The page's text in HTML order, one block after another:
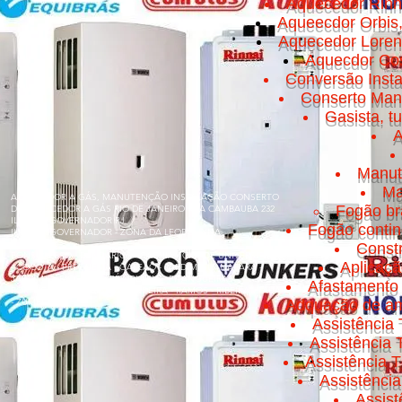
AQUECEDOR A GÁS, MANUTENÇÃO INSTALAÇÃO CONSERTO
DE AQUECEDOR A GÁS RIO DE JANEIRO RUA CAMBAUBA 232
ILHA DO GOVERNADOR RJ
ILHA DO GOVERNADOR - ZONA DA LEOPOLDINA
BONSUCESSO - BANCÁRIOS - CACUIA - CICADE UNIVERSITÁRIA
- COCOTÁ - FREGUESIA - GALEÃO - JARDIM GUANABARA -
JARDIM CARIOCA - MARÉ - OLARIA - PITANGUEIRAS -
PORTUGUESA - PRAIA DA BANDEIRA - RAMOS - RIBEIRA - TÁUA
- ZUMBI
Aquecedor
Aqueecdor Orbis,
Aquecedor
Aquecdor
Conversão
Conserto
Gasista,
Fogão
Fogão
Adquação de
Assistência
Assistência
Assistência